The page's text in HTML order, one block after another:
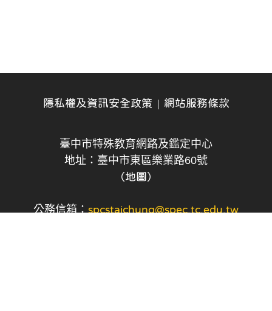
隱私權及資訊安全政策 網站服務條款
臺中市特殊教育網路及鑑定中心
地址：臺中市東區樂業路60號
（地圖）
公務信箱：spcstaichung@spec.tc.edu.tw